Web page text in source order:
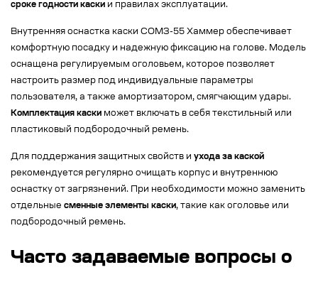
сроке годности каски и правилах эксплуатации.
Внутренняя оснастка каски СОМЗ-55 Хаммер обеспечивает
комфортную посадку и надежную фиксацию на голове. Модель
оснащена регулируемым оголовьем, которое позволяет
настроить размер под индивидуальные параметры
пользователя, а также амортизатором, смягчающим удары.
Комплектация каски может включать в себя текстильный или
пластиковый подбородочный ремень.
Для поддержания защитных свойств и ухода за каской
рекомендуется регулярно очищать корпус и внутреннюю
оснастку от загрязнений. При необходимости можно заменить
отдельные сменные элементы каски, такие как оголовье или
подбородочный ремень.
Часто задаваемые вопросы о